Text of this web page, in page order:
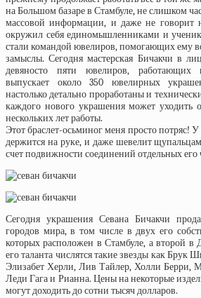
на Большом базаре в Стамбуле, не слишком
массовой информации, и даже не говорит
окружил себя единомышленниками и
стали командой ювелиров, помогающих ему
замыслы. Сегодня мастерская Бичакчи в
девяносто пяти ювелиров, работающих
выпускает около 350 ювелирных
настолько детально проработаны и
каждого нового украшения может уходить
нескольких лет работы.
Этот браслет-осьминог меня просто потряс! У
держится на руке, и даже шевелит
счет подвижности соединений отдельных его
Сегодня украшения Севана Бичакчи
городов мира, в том числе в двух его
которых расположен в Стамбуле, а второй в
его таланта числятся такие звезды как Брук
Элизабет Херли, Лив Тайлер, Холли Берри,
Леди Гага и Рианна. Цены на некоторые
могут доходить до сотни тысяч долларов.